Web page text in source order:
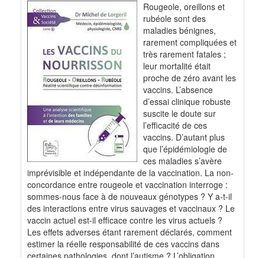
Rougeole, oreillons et
rubéole sont des
maladies bénignes,
rarement compliquées et
très rarement fatales ;
leur mortalité était
proche de zéro avant les
vaccins. L’absence
d’essai clinique robuste
suscite le doute sur
l’efficacité de ces
vaccins. D’autant plus
que l’épidémiologie de
ces maladies s’avère
imprévisible et indépendante de la vaccination. La non-
concordance entre rougeole et vaccination interroge :
sommes-nous face à de nouveaux génotypes ? Y a-t-il
des interactions entre virus sauvages et vaccinaux ? Le
vaccin actuel est-il efficace contre les virus actuels ?
Les effets adverses étant rarement déclarés, comment
estimer la réelle responsabilité de ces vaccins dans
certaines pathologies, dont l’autisme ? L’obligation